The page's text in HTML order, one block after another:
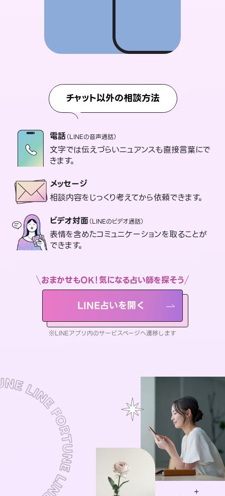
チャット以外の相談方法
電話（LINEの音声通話）
文字では伝えづらいニュアンスも直接言葉にで
きます。
メッセージ
相談内容をじっくり考えてから依頼できます。
ビデオ対面（LINEのビデオ通話）
表情を含めたコミュニケーションを取ることが
できます。
おまかせもOK！気になる占い師を探そう
LINE占いを開く
※LINEアプリ内のサービスページへ遷移します